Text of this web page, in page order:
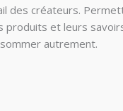
des créateurs.
produits et leurs
autrement.